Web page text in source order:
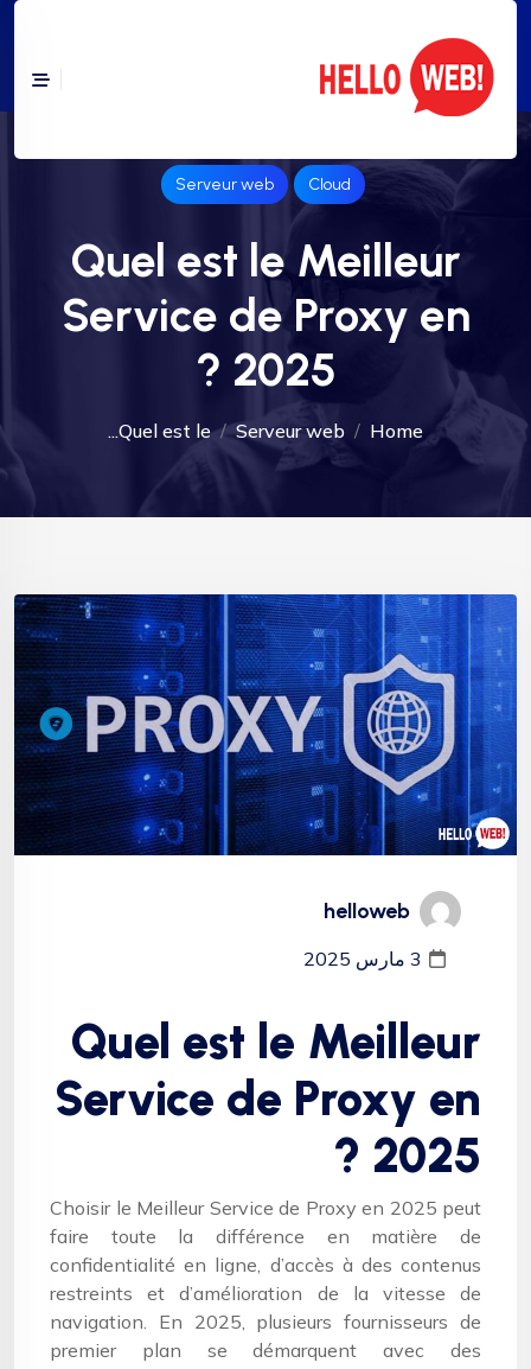
Cloud
Serveur web
Quel est le Meilleur
Service de Proxy en
2025 ?
Home
Serveur web
Quel est le...
helloweb
3 مارس 2025
Quel est le Meilleur
Service de Proxy en
2025 ?
Choisir le Meilleur Service de Proxy en 2025 peut
faire toute la différence en matière de
confidentialité en ligne, d’accès à des contenus
restreints et d’amélioration de la vitesse de
navigation. En 2025, plusieurs fournisseurs de
premier plan se démarquent avec des